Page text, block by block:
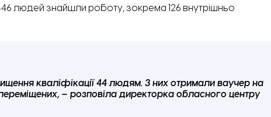
людей знайшли роботу, зокрема 126 внутрішньо
кваліфікації 44 людям. З них отримали ваучер на
– розповіла директорка обласного центру